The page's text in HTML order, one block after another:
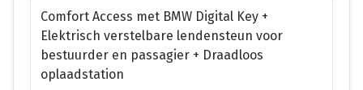
Comfort Access met BMW Digital Key +
Elektrisch verstelbare lendensteun voor
bestuurder en passagier + Draadloos
oplaadstation